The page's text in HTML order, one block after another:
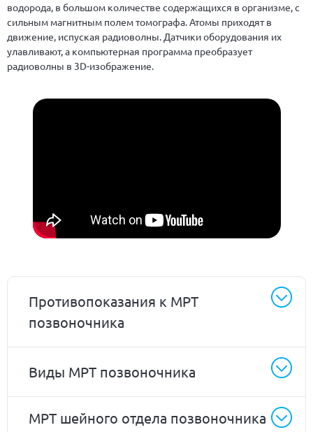
водорода, в большом количестве содержащихся в организме, с
сильным магнитным полем томографа. Атомы приходят в
движение, испуская радиоволны. Датчики оборудования их
улавливают, а компьютерная программа преобразует
радиоволны в 3D-изображение.
Противопоказания к МРТ
позвоночника
Виды МРТ позвоночника
МРТ шейного отдела позвоночника